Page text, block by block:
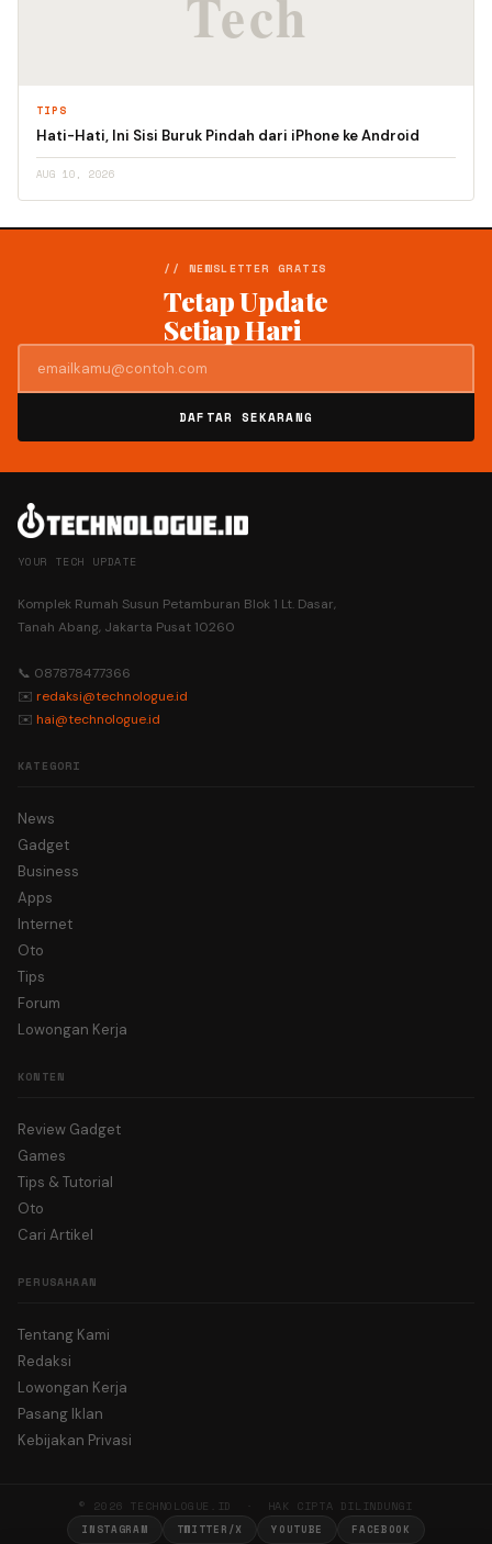
TIPS
Hati-Hati, Ini Sisi Buruk Pindah dari iPhone ke Android
AUG 10, 2026
// NEWSLETTER GRATIS
Tetap Update
Setiap Hari
DAFTAR SEKARANG
YOUR TECH UPDATE
Komplek Rumah Susun Petamburan Blok 1 Lt. Dasar,
Tanah Abang, Jakarta Pusat 10260
📞 087878477366
✉️ redaksi@technologue.id
✉️ hai@technologue.id
KATEGORI
News
Gadget
Business
Apps
Internet
Oto
Tips
Forum
Lowongan Kerja
KONTEN
Review Gadget
Games
Tips & Tutorial
Oto
Cari Artikel
PERUSAHAAN
Tentang Kami
Redaksi
Lowongan Kerja
Pasang Iklan
Kebijakan Privasi
© 2026 TECHNOLOGUE.ID · HAK CIPTA DILINDUNGI
INSTAGRAM TWITTER/X YOUTUBE FACEBOOK